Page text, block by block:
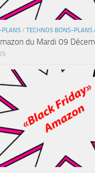
PLANS / TECHNOS BONS-PLANS
du Mardi 09